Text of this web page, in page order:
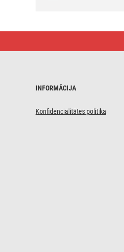
jaudas
INFORMĀCIJA
Konfidencialitātes politika